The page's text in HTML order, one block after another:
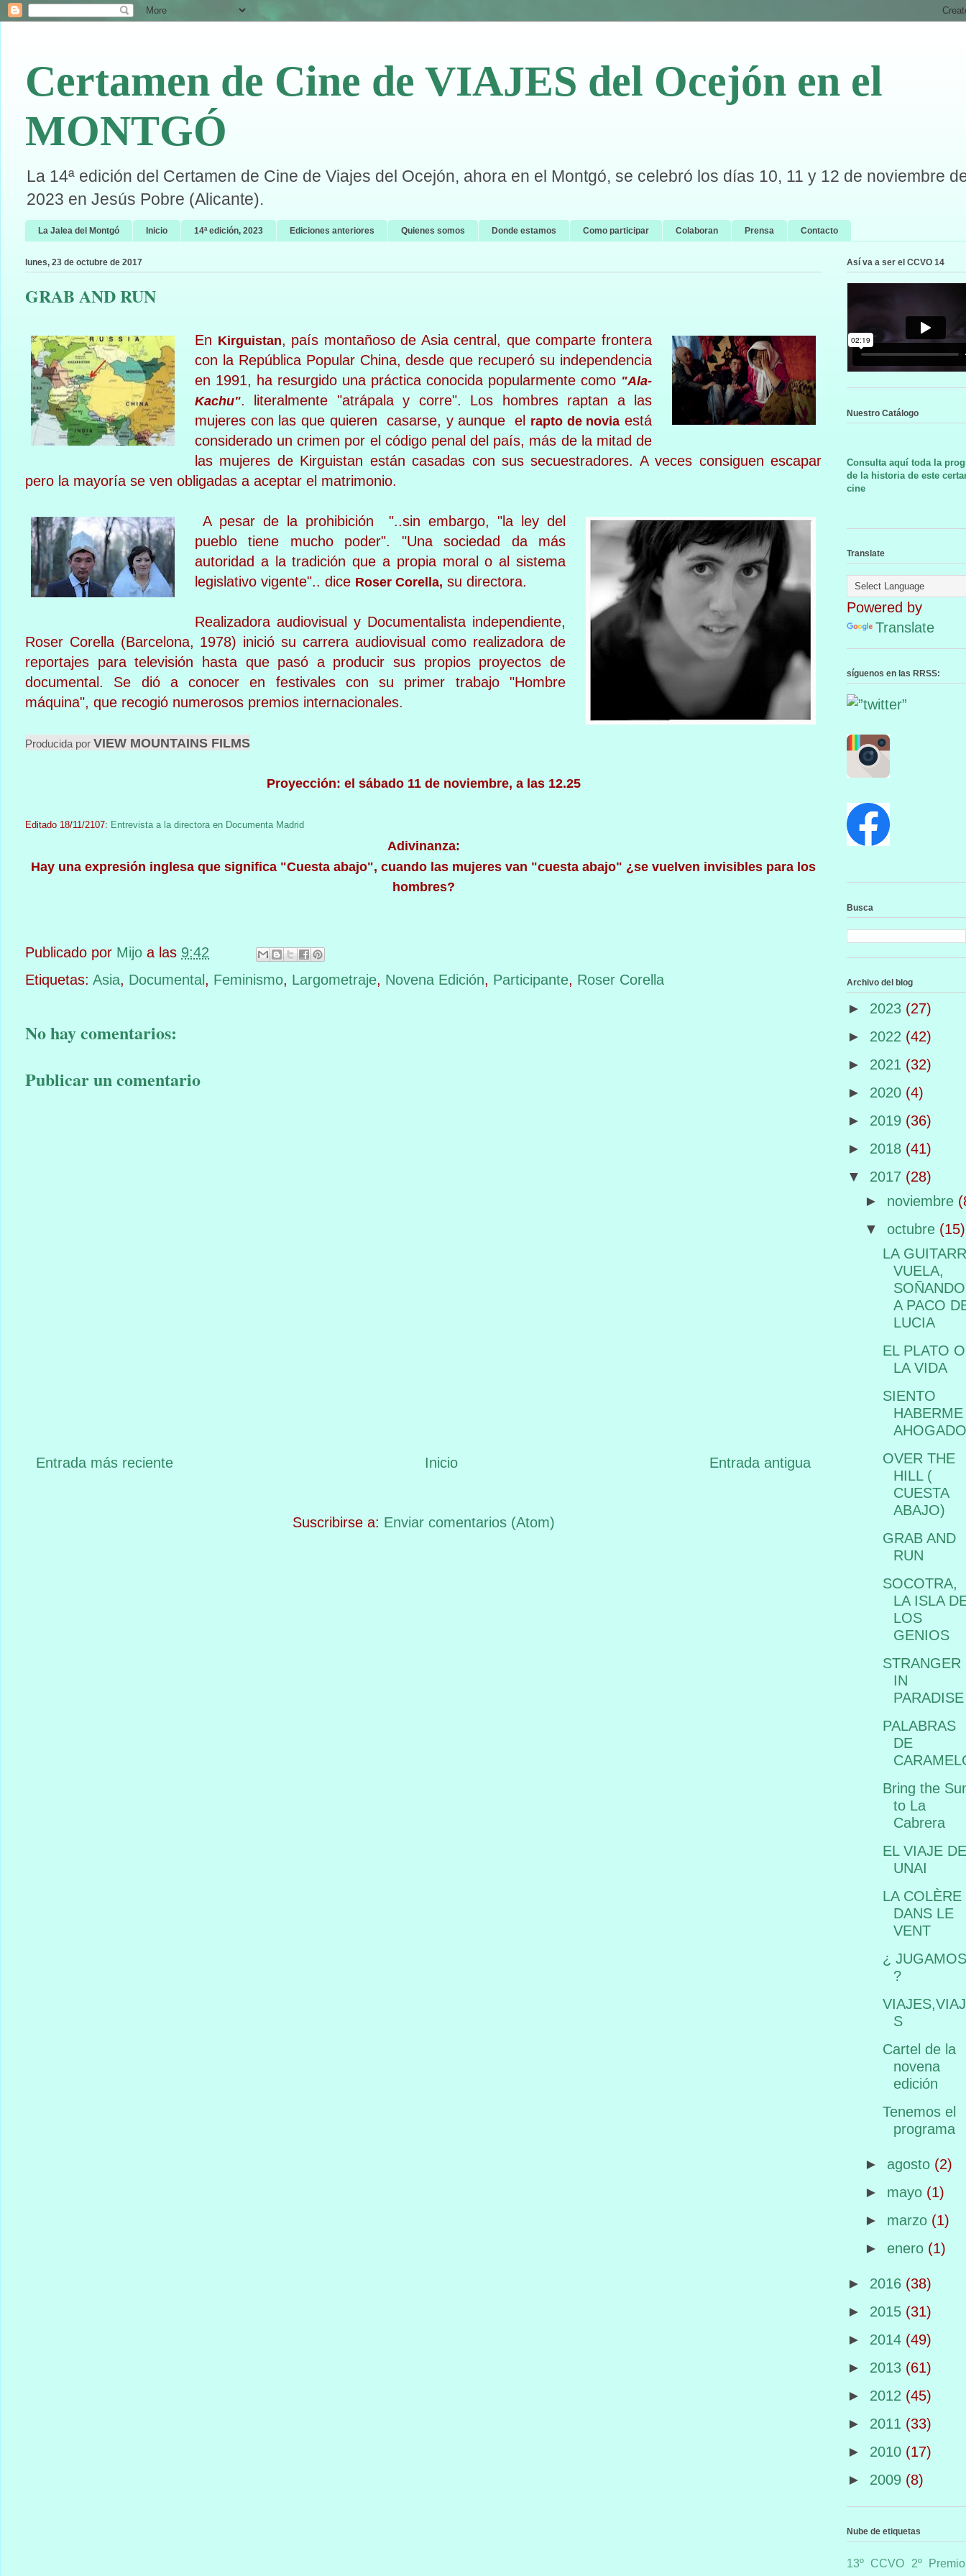
Certamen de Cine de VIAJES del Ocejón en el
MONTGÓ
La 14ª edición del Certamen de Cine de Viajes del Ocejón, ahora en el Montgó, se celebró los días 10, 11 y 12 de noviembre
2023 en Jesús Pobre (Alicante).
La Jalea del Montgó Inicio 14ª edición, 2023 Ediciones anteriores Quienes somos Donde estamos Como participar Colaboran Prensa Contacto
lunes, 23 de octubre de 2017
GRAB AND RUN
En Kirguistan, país montañoso de Asia central, que comparte frontera
con la República Popular China, desde que recuperó su independencia
en 1991, ha resurgido una práctica conocida popularmente como "Ala-
Kachu". literalmente "atrápala y corre". Los hombres raptan a las
mujeres con las que quieren casarse, y aunque el rapto de novia está
considerado un crimen por el código penal del país, más de la mitad de
las mujeres de Kirguistan están casadas con sus secuestradores. A veces consiguen escapar
pero la mayoría se ven obligadas a aceptar el matrimonio.
A pesar de la prohibición "..sin embargo, "la ley del
pueblo tiene mucho poder". "Una sociedad da más
autoridad a la tradición que a propia moral o al sistema
legislativo vigente".. dice Roser Corella, su directora.
Realizadora audiovisual y Documentalista independiente,
Roser Corella (Barcelona, 1978) inició su carrera audiovisual como realizadora de
reportajes paratelevisión hasta que pasó a producir sus propios proyectos de
documental. Se dió a conocer en festivales con su primer trabajo "Hombre
máquina", que recogió numerosos premios internacionales.
Producida por VIEW MOUNTAINS FILMS
Proyección: el sábado 11 de noviembre, a las 12.25
Editado 18/11/2107: Entrevista a la directora en Documenta Madrid
Adivinanza:
Hay una expresión inglesa que significa "Cuesta abajo", cuando las mujeres van "cuesta abajo" ¿se vuelven invisibles para los
hombres?
Publicado por Mijo a las 9:42
Etiquetas: Asia, Documental , Feminismo, Largometraje, Novena Edición, Participante, Roser Corella
No hay comentarios:
Publicar un comentario
Entrada más reciente Entrada antigua
Inicio
Suscribirse a: Enviar comentarios (Atom)
Así va a ser el CCVO 14
Nuestro Catálogo
Consulta aquí toda la
de la historia de este
cine
Translate
Powered by
Translate
síguenos en las RRSS:
Busca
Archivo del blog
► 2023 (27)
► 2022 (42)
► 2021 (32)
► 2020 (4)
► 2019 (36)
► 2018 (41)
▼ 2017 (28)
► noviembre
▼ octubre (15)
LA
VUELA,
SOÑANDO
A PACO
LUCIA
EL PLATO O
LA VIDA
SIENTO
HABERME
AHOGADO
OVER THE
HILL (
CUESTA
ABAJO)
GRAB AND
RUN
SOCOTRA,
LA ISLA
LOS
GENIOS
STRANGER
IN
PARADISE
PALABRAS
DE
Bring the
to La
Cabrera
EL VIAJE DE
UNAI
LA COLÈRE
DANS LE
VENT
¿ JUGAMOS
?
S
Cartel de la
novena
edición
Tenemos el
programa
► agosto (2)
► mayo (1)
► marzo (1)
► enero (1)
► 2016 (38)
► 2015 (31)
► 2014 (49)
► 2013 (61)
► 2012 (45)
► 2011 (33)
► 2010 (17)
► 2009 (8)
Nube de etiquetas
13º CCVO 2º Premio